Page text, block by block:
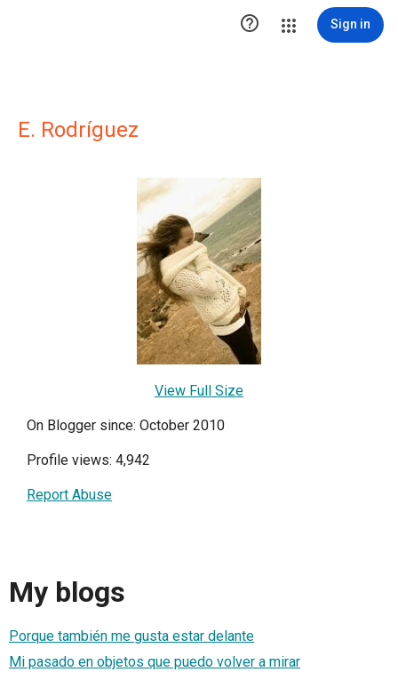
 Sign in
E. Rodríguez
View Full Size
On Blogger since: October 2010
Profile views: 4,942
Report Abuse
My blogs
Porque también me gusta estar delante
Mi pasado en objetos que puedo volver a mirar